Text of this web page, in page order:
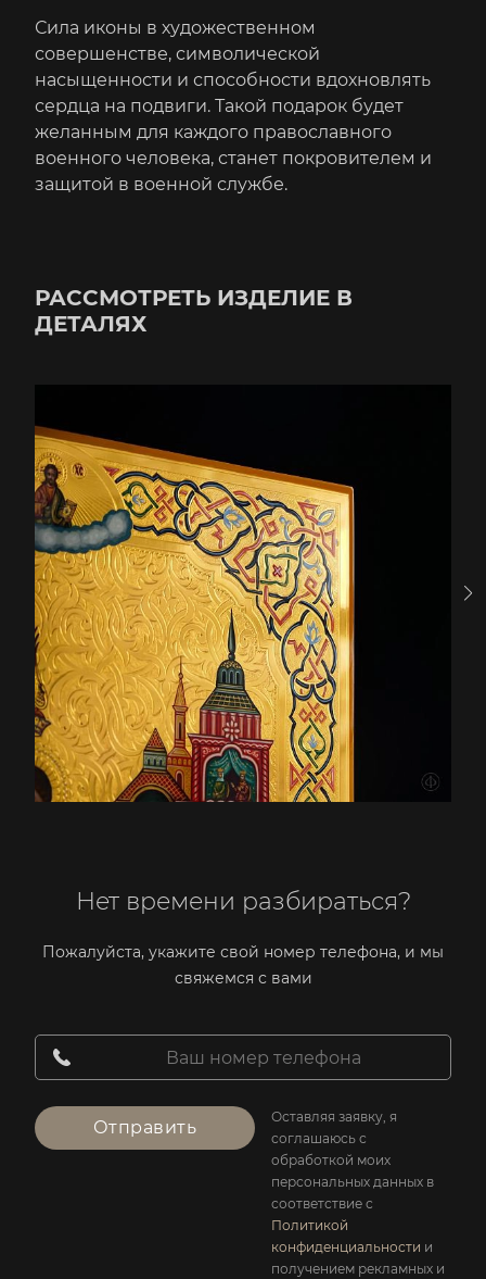
Сила иконы в художественном
совершенстве, символической
насыщенности и способности вдохновлять
сердца на подвиги. Такой подарок будет
желанным для каждого православного
военного человека, станет покровителем и
защитой в военной службе.
РАССМОТРЕТЬ ИЗДЕЛИЕ В
ДЕТАЛЯХ
Нет времени разбираться?
Пожалуйста, укажите свой номер телефона, и мы
свяжемся с вами
Отправить
Оставляя заявку, я
соглашаюсь с
обработкой моих
персональных данных в
соответствие с
Политикой
конфиденциальности и
получением рекламных и